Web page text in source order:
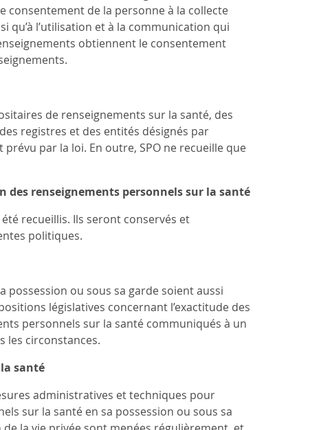
consentement de la personne à la collecte
qu’à l’utilisation et à la communication qui
obtiennent le consentement
de renseignements sur la santé, des
registres et des entités désignés par
par la loi. En outre, SPO ne recueille que
renseignements personnels sur la santé
recueillis. Ils seront conservés et
politiques.
possession ou sous sa garde soient aussi
législatives concernant l’exactitude des
personnels sur la santé communiqués à un
les circonstances.
santé
administratives et techniques pour
sur la santé en sa possession ou sous sa